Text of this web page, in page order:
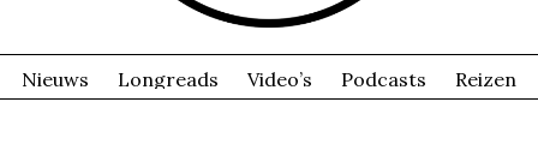
Nieuws Longreads Video’s Podcasts Reizen